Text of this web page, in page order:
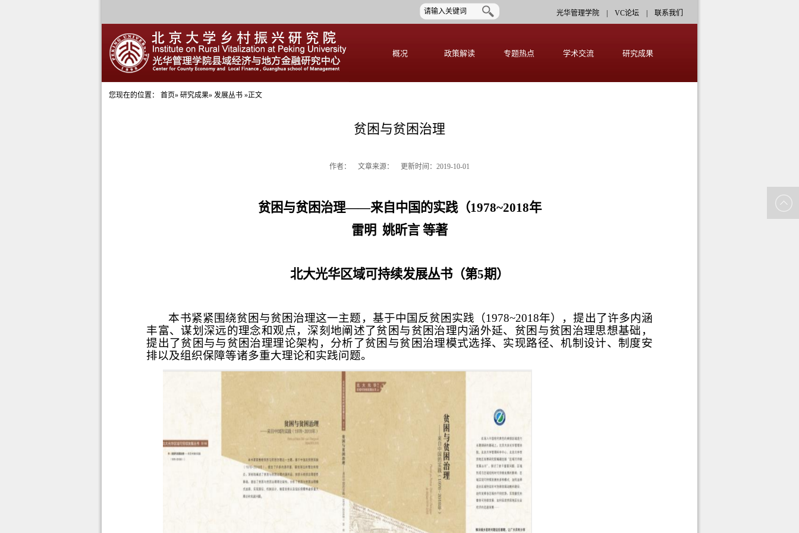
光华管理学院 VC论坛 联系我们
概况 政策解读 专题热点 学术交流 研究成果
您现在的位置： 首页» 研究成果» 发展丛书 »正文
贫困与贫困治理
作者： 文章来源： 更新时间：2019-10-01
贫困与贫困治理——来自中国的实践（1978~2018年
雷明 姚昕言 等著
北大光华区域可持续发展丛书（第5期）
本书紧紧围绕贫困与贫困治理这一主题，基于中国反贫困实践（1978~2018年），提出了许多内涵
丰富、谋划深远的理念和观点，深刻地阐述了贫困与贫困治理内涵外延、贫困与贫困治理思想基础，
提出了贫困与与贫困治理理论架构，分析了贫困与贫困治理模式选择、实现路径、机制设计、制度安
排以及组织保障等诸多重大理论和实践问题。